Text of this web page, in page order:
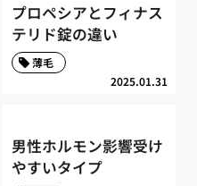
プロペシアとフィナス
テリド錠の違い
2025.01.31
薄毛
男性ホルモン影響受け
やすいタイプ